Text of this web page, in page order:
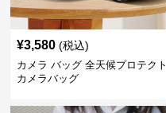
¥3,580 (税込)
カメラ バッグ 全天候プロテクト
カメラバッグ